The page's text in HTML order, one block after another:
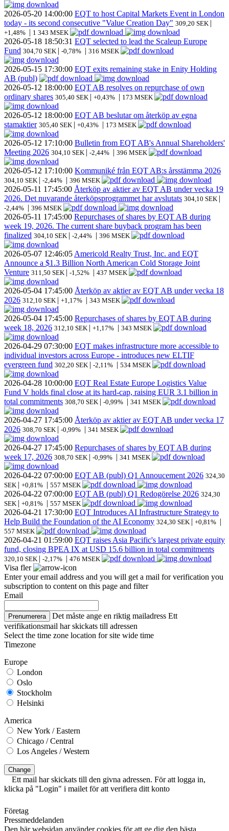
2026-05-20 14:00:00 EQT to host Capital Markets Event in London
today - its second consecutive "Value Creation Day" 309,20 SEK |
+1,48% | 1 343 MSEK
2026-05-18 18:50:31 EQT selected to lead the Scaleup Europe
Fund 304,70 SEK | -0,78% | 316 MSEK
2026-05-15 17:30:00 EQT exits remaining stake in Enity Holding
AB (publ)
2026-05-12 18:00:00 EQT AB resolves on repurchase of own
ordinary shares 305,40 SEK | +0,43% | 173 MSEK
2026-05-12 18:00:00 EQT AB beslutar om återköp av egna
stamaktier 305,40 SEK | +0,43% | 173 MSEK
2026-05-12 17:10:00 Bulletin from EQT AB's Annual Shareholders'
Meeting 2026 304,10 SEK | -2,44% | 396 MSEK
2026-05-12 17:10:00 Kommuniké från EQT AB:s årsstämma 2026
304,10 SEK | -2,44% | 396 MSEK
2026-05-11 17:45:00 Återköp av aktier av EQT AB under vecka 19
2026. Det nuvarande återköpsprogrammet har avslutats 304,10 SEK |
-2,44% | 396 MSEK
2026-05-11 17:45:00 Repurchases of shares by EQT AB during
week 19, 2026. The current share buyback program has been
finalized 304,10 SEK | -2,44% | 396 MSEK
2026-05-07 12:46:05 Americold Realty Trust, Inc. and EQT
Announce a $1.3 Billion North American Cold Storage Joint
Venture 311,50 SEK | -1,52% | 437 MSEK
2026-05-04 17:45:00 Återköp av aktier av EQT AB under vecka 18
2026 312,10 SEK | +1,17% | 343 MSEK
2026-05-04 17:45:00 Repurchases of shares by EQT AB during
week 18, 2026 312,10 SEK | +1,17% | 343 MSEK
2026-04-29 07:30:00 EQT makes infrastructure more accessible to
individual investors across Europe - introduces new ELTIF
evergreen fund 302,20 SEK | -2,11% | 534 MSEK
2026-04-28 10:00:00 EQT Real Estate Europe Logistics Value
Fund V holds final close at its hard-cap, raising EUR 3.1 billion in
total commitments 308,70 SEK | -0,99% | 341 MSEK
2026-04-27 17:45:00 Återköp av aktier av EQT AB under vecka 17
2026 308,70 SEK | -0,99% | 341 MSEK
2026-04-27 17:45:00 Repurchases of shares by EQT AB during
week 17, 2026 308,70 SEK | -0,99% | 341 MSEK
2026-04-22 07:00:00 EQT AB (publ) Q1 Annoucement 2026 324,30
SEK | +0,81% | 557 MSEK
2026-04-22 07:00:00 EQT AB (publ) Q1 Redogörelse 2026 324,30
SEK | +0,81% | 557 MSEK
2026-04-21 17:30:00 EQT Introduces AI Infrastructure Strategy to
Help Build the Foundation of the AI Economy 324,30 SEK | +0,81% |
557 MSEK
2026-04-21 01:59:00 EQT raises Asia Pacific's largest private equity
fund, closing BPEA IX at USD 15.6 billion in total commitments
320,10 SEK | -2,17% | 476 MSEK
Visa fler
Enter your email address and you will get a mail for verification you
subscription to content on this page and filter
Email
Prenumerera Det måste ange en riktig mailadress Ett
verifikationsmail har skickats till adressen
Select the time zone location for site wide time
Timezone
Europe
London
Oslo
Stockholm
Helsinki
America
New York / Eastern
Chicago / Central
Los Angeles / Western
Change
Ett mail har skickats till den givna adressen. För att logga in,
klicka på "Login" i mailet för att verifiera ditt konto
Företag
Pressmeddelanden
Den här websidan använder cookies för att ge dig den bästa